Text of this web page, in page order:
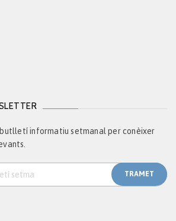
informatiu setmanal per conèixer